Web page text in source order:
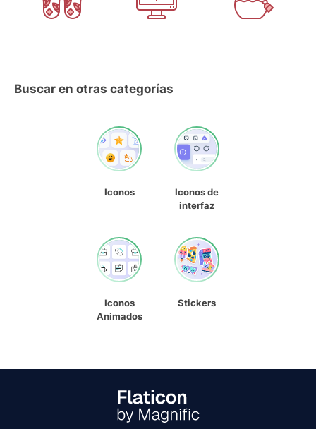
Buscar en otras categorías
Iconos
Iconos de
interfaz
Iconos
Animados
Stickers